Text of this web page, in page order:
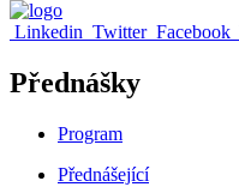
Linkedin Twitter Facebook
Přednášky
Program
Přednášející